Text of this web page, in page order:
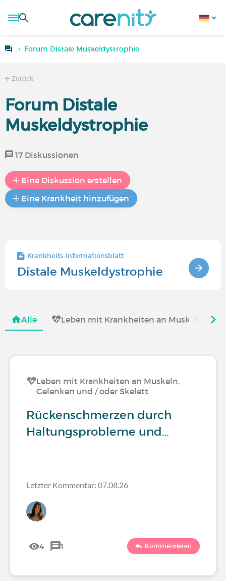
Forum Distale Muskeldystrophie
Zurück
Forum Distale
Muskeldystrophie
17 Diskussionen
Eine Diskussion erstellen
Eine Krankheit hinzufügen
Krankheits-Informationsblatt
Distale Muskeldystrophie
Alle Leben mit Krankheiten an Muskeln,
Leben mit Krankheiten an Muskeln,
Gelenken und / oder Skelett
Rückenschmerzen durch
Haltungsprobleme und…
Letzter Kommentar: 07.08.26
4 1 Kommentieren